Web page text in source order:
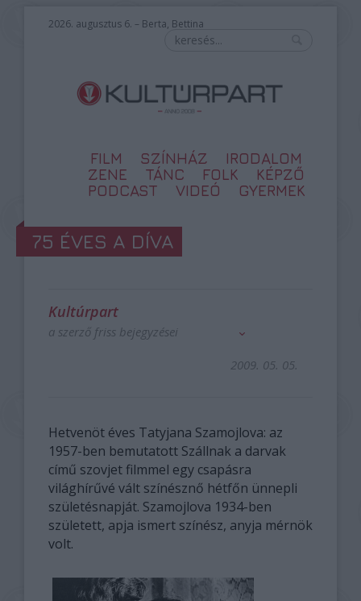
2026. augusztus 6. – Berta, Bettina
FILM SZÍNHÁZ
IRODALOM
ZENE
TÁNC FOLK
KÉPZŐ
PODCAST
VIDEÓ GYERMEK
75 ÉVES A DÍVA
Kultúrpart
a szerző friss bejegyzései
2009. 05. 05.
Hetvenöt éves Tatyjana Szamojlova: az
1957-ben bemutatott Szállnak a darvak
című szovjet filmmel egy csapásra
világhírűvé vált színésznő hétfőn ünnepli
születésnapját. Szamojlova 1934-ben
született, apja ismert színész, anyja mérnök
volt.